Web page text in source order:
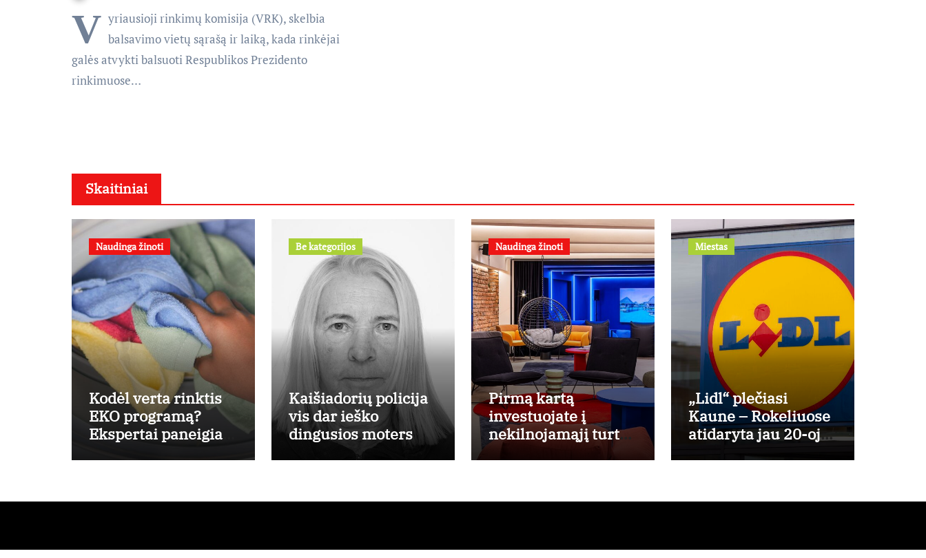
V yriausioji rinkimų komisija (VRK), skelbia
balsavimo vietų sąrašą ir laiką, kada rinkėjai
galės atvykti balsuoti Respublikos Prezidento
rinkimuose…
Skaitiniai
Naudinga žinoti
Kodėl verta rinktis
EKO programą?
Ekspertai paneigia
Be kategorijos
Kaišiadorių policija
vis dar ieško
dingusios moters
Naudinga žinoti
Pirmą kartą
investuojate į
nekilnojamąjį turtą?
Ekspertas pataria,
generuos grąžą
Miestas
„Lidl“ plečiasi
Kaune – Rokeliuose
atidaryta jau 20-oji
parduotuvė mieste